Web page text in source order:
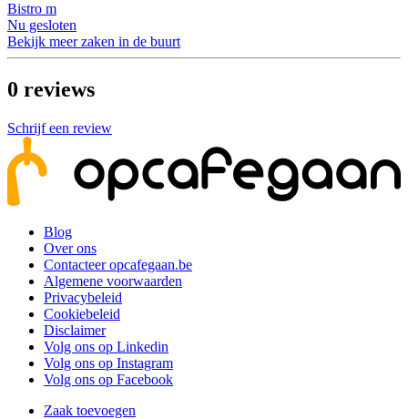
Bistro m
Nu gesloten
Bekijk meer zaken in de buurt
0 reviews
Schrijf een review
Blog
Over ons
Contacteer opcafegaan.be
Algemene voorwaarden
Privacybeleid
Cookiebeleid
Disclaimer
Volg ons op Linkedin
Volg ons op Instagram
Volg ons op Facebook
Zaak toevoegen